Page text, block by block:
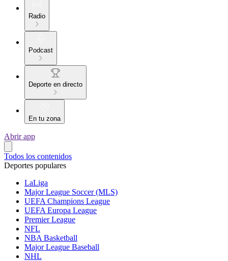
Radio
Podcast
Deporte en directo
En tu zona
Abrir app
Todos los contenidos
Deportes populares
LaLiga
Major League Soccer (MLS)
UEFA Champions League
UEFA Europa League
Premier League
NFL
NBA Basketball
Major League Baseball
NHL